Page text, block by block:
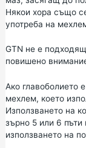
Някои хора също
употреба на
GTN не е
повишено
Ако главоболието
мехлем, което
Използването на
зърно 5 или 6 пъти
използването на